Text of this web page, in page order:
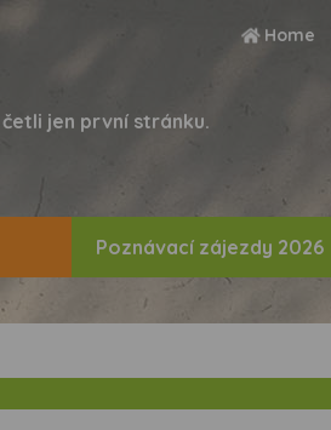
Home
jen první stránku.
Poznávací zájezdy 2026